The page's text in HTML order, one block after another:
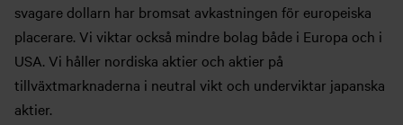
svagare dollarn har bromsat avkastningen för europeiska
placerare. Vi viktar också mindre bolag både i Europa och i
USA. Vi håller nordiska aktier och aktier på
tillväxtmarknaderna i neutral vikt och underviktar japanska
aktier.